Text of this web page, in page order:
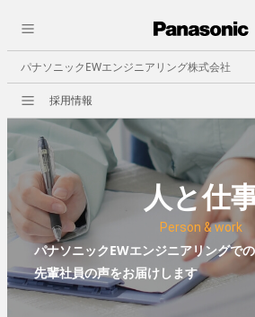
パナソニックEWエンジニアリング株式会社
採用情報
人と仕
Person & work
パナソニックEWエンジニアリングで
先輩社員の声をお届けします
会社情報
会社概要
ビジョン
事業所一覧
決算公告
事業紹介
ビルオートメーション
- 中央監視
- 照明制御
人と仕事
職種紹介